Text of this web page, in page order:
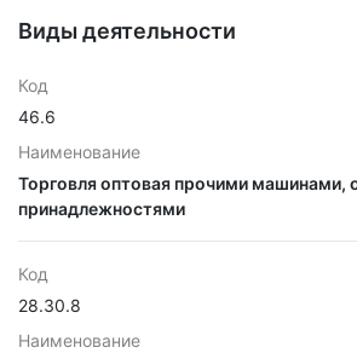
Виды деятельности
Код
46.6
Наименование
Торговля оптовая прочими машинами,
принадлежностями
Код
28.30.8
Наименование